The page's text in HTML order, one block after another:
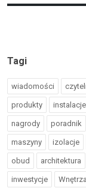
Tagi
wiadomości
produkty instalacje
nagrody poradnik
maszyny izolacje
obud architektura
inwestycje